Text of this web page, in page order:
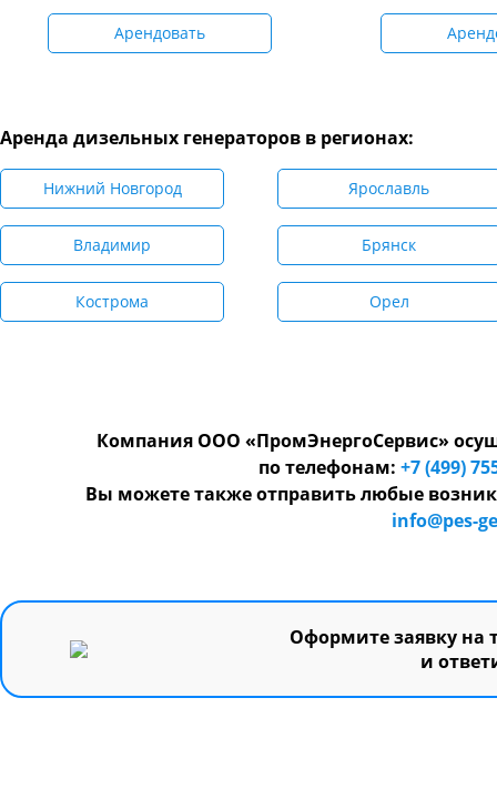
Арендовать
Аренда дизельных генераторов в регионах:
Нижний Новгород Ярославль
Владимир Брянск
Кострома Орел
Компания ООО «ПромЭнергоСервис»
по телефонам: +7 (499)
Вы можете также отправить любые
info@pes-
Оформите заявку на
и